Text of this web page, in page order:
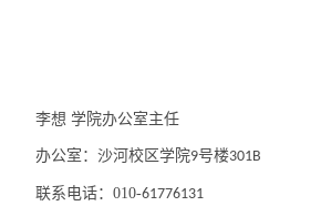
李想 学院办公室主任
办公室：沙河校区学院9号楼301B
联系电话：010-61776131